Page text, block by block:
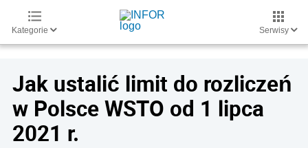
Kategorie Serwisy
Jak ustalić limit do rozliczeń
w Polsce WSTO od 1 lipca
2021 r.